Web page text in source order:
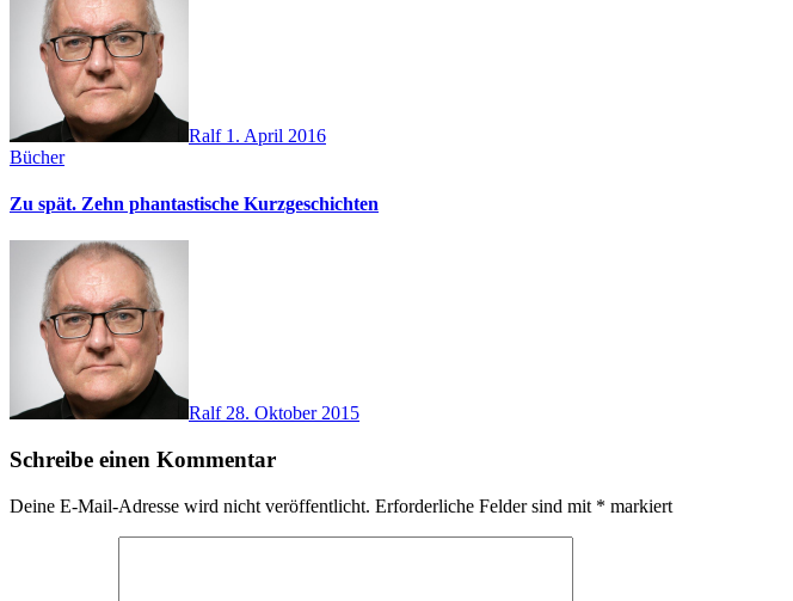
Ralf 1. April 2016
Bücher
Zu spät. Zehn phantastische Kurzgeschichten
Ralf 28. Oktober 2015
Schreibe einen Kommentar
Deine E-Mail-Adresse wird nicht veröffentlicht. Erforderliche Felder sind mit * markiert